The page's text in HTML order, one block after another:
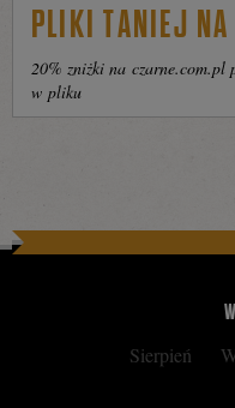
PLIKI TANIEJ
20% zniżki na czarne.com.pl
w pliku
Sierpień